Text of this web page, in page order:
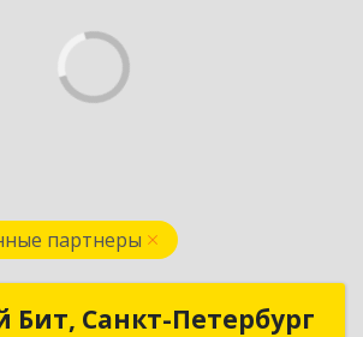
партнеры
Бит, Санкт-Петербург
Бит, Санкт-Петербург